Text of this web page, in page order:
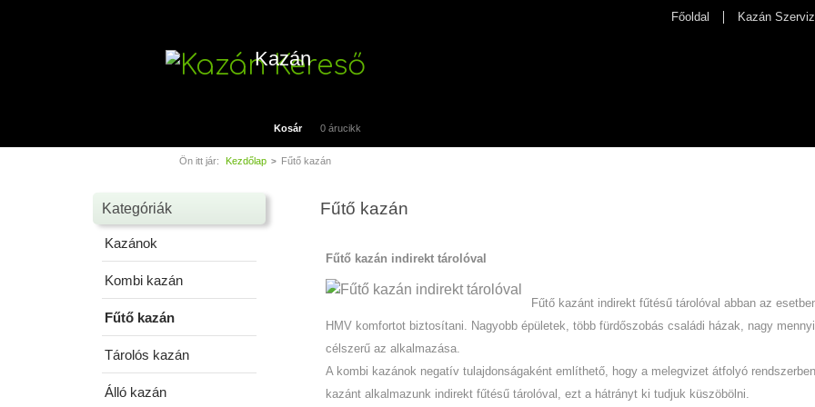
Kazán
Főoldal Kazán
Kosár 0 árucikk
Ön itt jár: Kezdőlap > Fűtő kazán
Fűtő kazán
Fűtő kazán indirekt tárolóval
Fűtő kazánt indirekt fűtésű tárolóval abban az
HMV komfortot biztosítani. Nagyobb épületek, több fürdőszobás családi házak, nagy
célszerű az alkalmazása.
A kombi kazánok negatív tulajdonságaként említhető, hogy a melegvizet átfolyó
kazánt alkalmazunk indirekt fűtésű tárolóval, ezt a hátrányt ki tudjuk küszöbölni.
Kategóriák
Kazánok
Kombi kazán
Fűtő kazán
Tárolós kazán
Álló kazán